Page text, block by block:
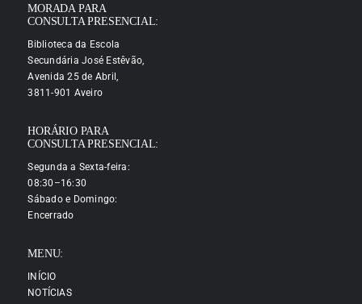
MORADA PARA
CONSULTA PRESENCIAL:
Biblioteca da Escola
Secundária José Estêvão,
Avenida 25 de Abril,
3811-901 Aveiro
HORÁRIO PARA
CONSULTA PRESENCIAL:
Segunda a Sexta-feira:
08:30–16:30
Sábado e Domingo:
Encerrado
MENU:
INÍCIO
NOTÍCIAS